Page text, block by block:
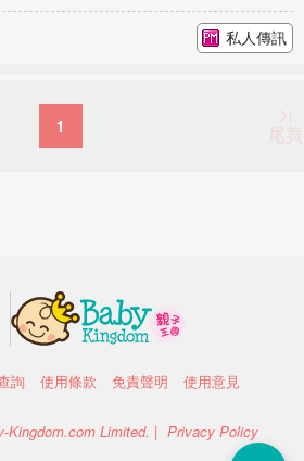
私人傳訊
1 尾頁
詢 使用條款 免責聲明 使用意見
Kingdom.com Limited. | Privacy Policy